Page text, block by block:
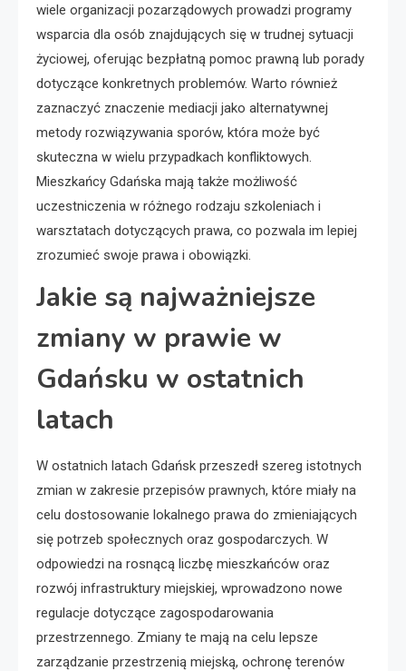
wiele organizacji pozarządowych prowadzi programy
wsparcia dla osób znajdujących się w trudnej sytuacji
życiowej, oferując bezpłatną pomoc prawną lub porady
dotyczące konkretnych problemów. Warto również
zaznaczyć znaczenie mediacji jako alternatywnej
metody rozwiązywania sporów, która może być
skuteczna w wielu przypadkach konfliktowych.
Mieszkańcy Gdańska mają także możliwość
uczestniczenia w różnego rodzaju szkoleniach i
warsztatach dotyczących prawa, co pozwala im lepiej
zrozumieć swoje prawa i obowiązki.
Jakie są najważniejsze
zmiany w prawie w
Gdańsku w ostatnich
latach
W ostatnich latach Gdańsk przeszedł szereg istotnych
zmian w zakresie przepisów prawnych, które miały na
celu dostosowanie lokalnego prawa do zmieniających
się potrzeb społecznych oraz gospodarczych. W
odpowiedzi na rosnącą liczbę mieszkańców oraz
rozwój infrastruktury miejskiej, wprowadzono nowe
regulacje dotyczące zagospodarowania
przestrzennego. Zmiany te mają na celu lepsze
zarządzanie przestrzenią miejską, ochronę terenów